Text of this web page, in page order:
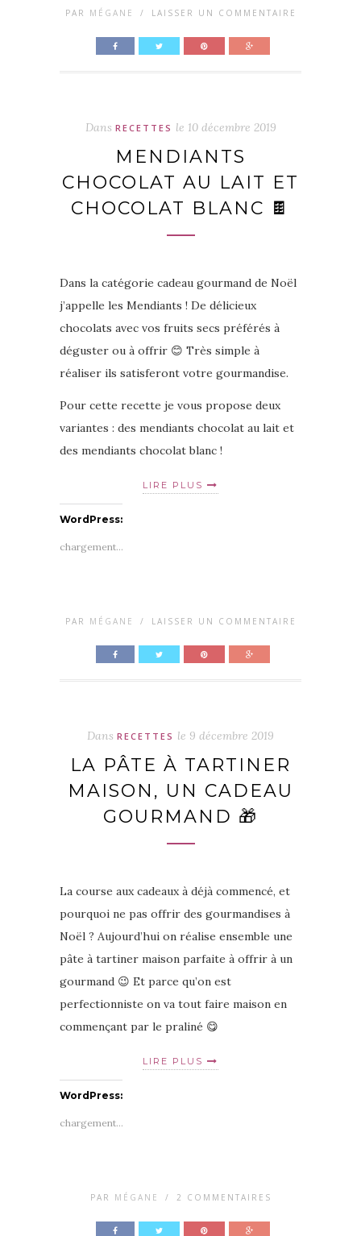
PAR MÉGANE / LAISSER UN COMMENTAIRE
Dans RECETTES le 10 décembre 2019
MENDIANTS
CHOCOLAT AU LAIT ET
CHOCOLAT BLANC 🍫
Dans la catégorie cadeau gourmand de Noël
j’appelle les Mendiants ! De délicieux
chocolats avec vos fruits secs préférés à
déguster ou à offrir 😊 Très simple à
réaliser ils satisferont votre gourmandise.
Pour cette recette je vous propose deux
variantes : des mendiants chocolat au lait et
des mendiants chocolat blanc !
LIRE PLUS
WordPress:
chargement…
PAR MÉGANE / LAISSER UN COMMENTAIRE
Dans RECETTES le 9 décembre 2019
LA PÂTE À TARTINER
MAISON, UN CADEAU
GOURMAND 🎁
La course aux cadeaux à déjà commencé, et
pourquoi ne pas offrir des gourmandises à
Noël ? Aujourd’hui on réalise ensemble une
pâte à tartiner maison parfaite à offrir à un
gourmand 😉 Et parce qu’on est
perfectionniste on va tout faire maison en
commençant par le praliné 😋
LIRE PLUS
WordPress:
chargement…
PAR MÉGANE / 2 COMMENTAIRES